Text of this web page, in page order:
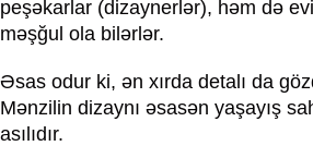
peşəkarlar (dizaynerlər), həm də
məşğul ola bilərlər.
Əsas odur ki, ən xırda detalı da
Mənzilin dizaynı əsasən yaşayış
asılıdır.